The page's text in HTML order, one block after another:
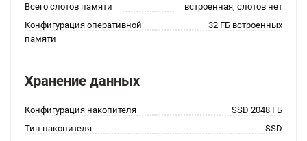
Всего слотов памяти
встроенная, слотов нет
Конфигурация оперативной
памяти
32 ГБ встроенных
Хранение данных
Конфигурация накопителя
SSD 2048 ГБ
Тип накопителя
SSD